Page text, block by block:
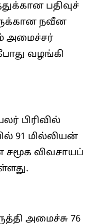
பதிவுச்
நவீன
அமைச்சர்
வழங்கி
பிரிவில்
91 மில்லியன்
விவசாயப்
அமைச்சு 76